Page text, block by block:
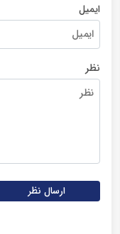
ایمیل
نظر
ارسال نظر